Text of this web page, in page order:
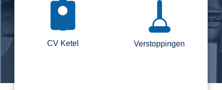
CV Ketel Verstoppingen